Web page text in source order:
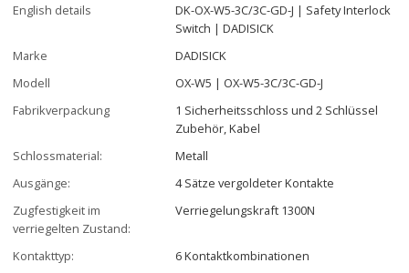
English details
DK-OX-W5-3C/3C-GD-J | Safety Interlock
Switch | DADISICK
Marke
DADISICK
Modell
OX-W5 | OX-W5-3C/3C-GD-J
Fabrikverpackung
1 Sicherheitsschloss und 2 Schlüssel
Zubehör, Kabel
Schlossmaterial:
Metall
Ausgänge:
4 Sätze vergoldeter Kontakte
Zugfestigkeit im
verriegelten Zustand:
Verriegelungskraft 1300N
Kontakttyp:
6 Kontaktkombinationen